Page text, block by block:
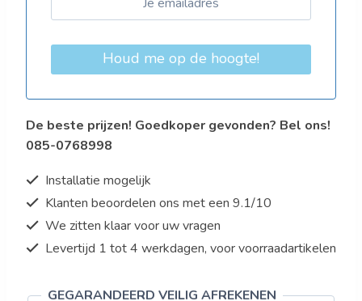
Houd me op de hoogte!
De beste prijzen! Goedkoper gevonden? Bel ons!
085-0768998
Installatie mogelijk
Klanten beoordelen ons met een 9.1/10
We zitten klaar voor uw vragen
Levertijd 1 tot 4 werkdagen, voor voorraadartikelen
GEGARANDEERD VEILIG AFREKENEN